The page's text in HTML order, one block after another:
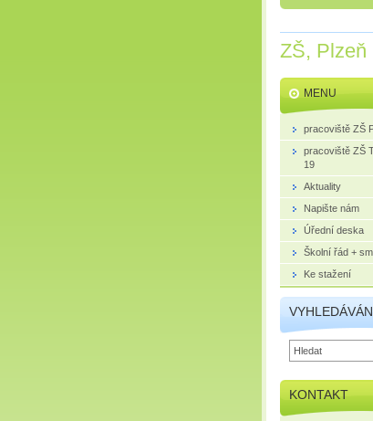
ZŠ, Plzeň
MENU
pracoviště ZŠ
pracoviště ZŠ
19
Aktuality
Napište nám
Úřední deska
Školní řád +
Ke stažení
KONTAKT